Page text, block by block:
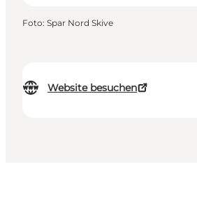
Website besuchen
Foto: Spar Nord Skive